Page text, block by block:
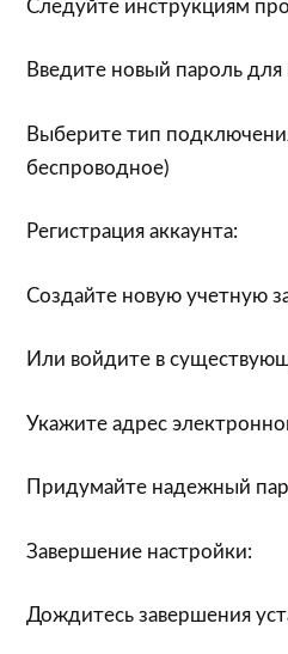
Следуйте инструкциям
Введите новый пароль
Выберите тип
беспроводное)
Регистрация аккаунта:
Создайте новую учетную
Или войдите в
Укажите адрес
Придумайте надежный
Завершение настройки:
Дождитесь завершения